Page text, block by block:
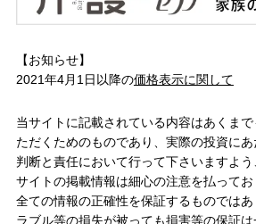
【お知らせ】
2021年4月1日以降の価格表示に関して
当サイトに記載されている内容はあくま
ただくためのものであり、実際の投資に
判断と責任において行って下さいますよ
サイトの掲載情報は細心の注意を払って
全ての情報の正確性を保証するものでは
ラブル等の損失が被っても損害等の保証